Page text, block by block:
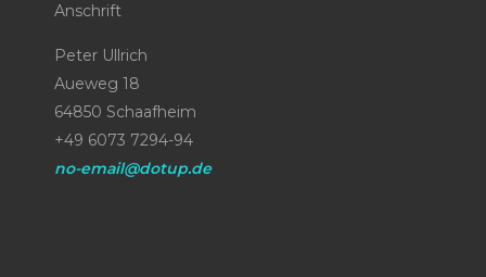
Anschrift
Peter Ullrich
Aueweg 18
64850 Schaafheim
+49 6073 7294-94
no-email@dotup.de